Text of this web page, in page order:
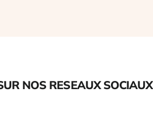
NOS RESEAUX SOCIAUX